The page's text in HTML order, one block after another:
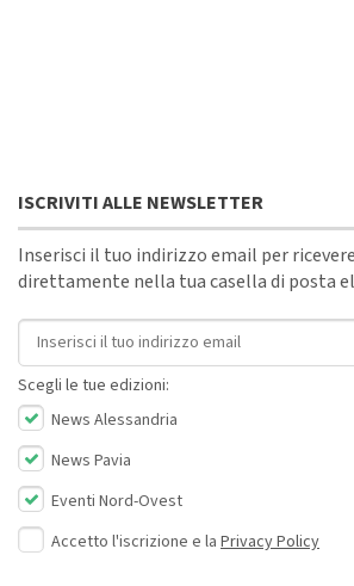
ISCRIVITI ALLE NEWSLETTER
Inserisci il tuo indirizzo email per
direttamente nella tua casella di posta
Indirizzo email
Scegli le tue edizioni:
News Alessandria
News Pavia
Eventi Nord-Ovest
Accetto l'iscrizione e la Privacy Policy